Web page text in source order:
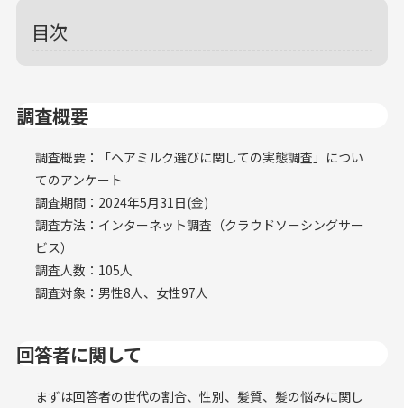
目次
調査概要
調査概要：「ヘアミルク選びに関しての実態調査」につい
てのアンケート
調査期間：2024年5月31日(金)
調査方法：インターネット調査（クラウドソーシングサー
ビス）
調査人数：105人
調査対象：男性8人、女性97人
回答者に関して
まずは回答者の世代の割合、性別、髪質、髪の悩みに関し